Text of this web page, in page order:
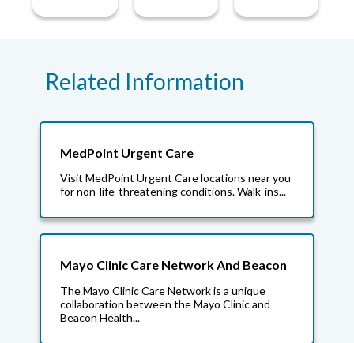
Related Information
MedPoint Urgent Care
Visit MedPoint Urgent Care locations near you
for non-life-threatening conditions. Walk-ins...
Mayo Clinic Care Network And Beacon
The Mayo Clinic Care Network is a unique
collaboration between the Mayo Clinic and
Beacon Health...